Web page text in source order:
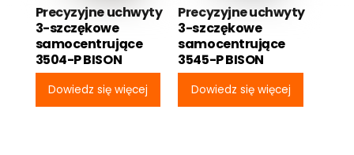
Precyzyjne uchwyty
3-szczękowe
samocentrujące
3504-P BISON
Dowiedz się więcej
Precyzyjne uchwyty
3-szczękowe
samocentrujące
3545-P BISON
Dowiedz się więcej